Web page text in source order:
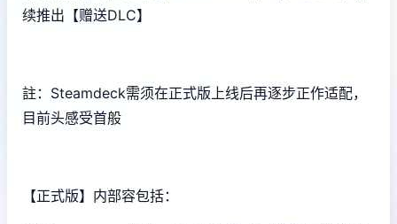
续推出【赠送DLC】
註：Steamdeck需须在正式版上线后再逐步正作适配，
目前头感受首般
【正式版】内部容包括：